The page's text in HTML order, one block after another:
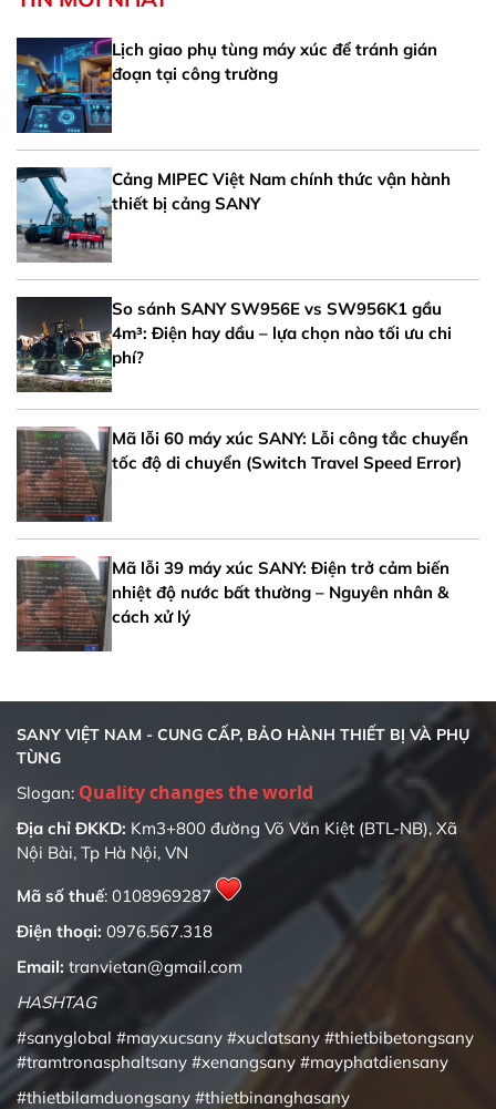
Lịch giao phụ tùng máy xúc để tránh gián
đoạn tại công trường
Cảng MIPEC Việt Nam chính thức vận hành
thiết bị cảng SANY
So sánh SANY SW956E vs SW956K1 gầu
4m³: Điện hay dầu – lựa chọn nào tối ưu chi
phí?
Mã lỗi 60 máy xúc SANY: Lỗi công tắc chuyển
tốc độ di chuyển (Switch Travel Speed Error)
Mã lỗi 39 máy xúc SANY: Điện trở cảm biến
nhiệt độ nước bất thường – Nguyên nhân &
cách xử lý
SANY VIỆT NAM - CUNG CẤP, BẢO HÀNH THIẾT BỊ VÀ PHỤ
TÙNG
Slogan: Quality changes the world
Địa chỉ ĐKKD: Km3+800 đường Võ Văn Kiệt (BTL-NB), Xã
Nội Bài, Tp Hà Nội, VN
Mã số thuế: 0108969287
Điện thoại: 0976.567.318
Email: tranvietan@gmail.com
HASHTAG
#sanyglobal #mayxucsany #xuclatsany #thietbibetongsany
#tramtronasphaltsany #xenangsany #mayphatdiensany
#thietbilamduongsany #thietbinanghasany